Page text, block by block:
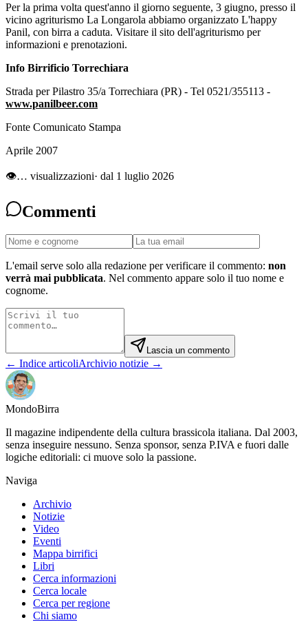
Per la prima volta quest'anno il giorno seguente, 3 giugno, presso il
vicino agriturismo La Longarola abbiamo organizzato L'happy
Panil, con birra a caduta. Visitare il sito dell'agriturismo per
informazioni e prenotazioni.
Info Birrificio Torrechiara
Strada per Pilastro 35/a Torrechiara (PR) - Tel 0521/355113 -
www.panilbeer.com
Fonte Comunicato Stampa
Aprile 2007
👁… visualizzazioni· dal 1 luglio 2026
Commenti
L'email serve solo alla redazione per verificare il commento: non
verrà mai pubblicata. Nel commento appare solo il tuo nome e
cognome.
Lascia un commento
← Indice articoliArchivio notizie →
MondoBirra
Il magazine indipendente della cultura brassicola italiana. Dal 2003,
senza inseguire nessuno. Senza sponsor, senza P.IVA e fuori dalle
logiche editoriali: ci muove solo la passione.
Naviga
Archivio
Notizie
Video
Eventi
Mappa birrifici
Libri
Cerca informazioni
Cerca locale
Cerca per regione
Chi siamo